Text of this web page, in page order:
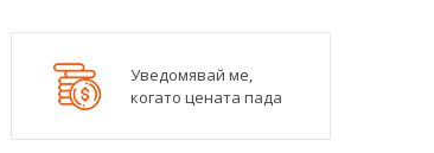
Уведомявай ме,
когато цената пада